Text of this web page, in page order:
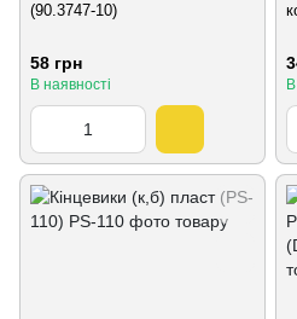
(90.3747-10)
58 грн
В наявності